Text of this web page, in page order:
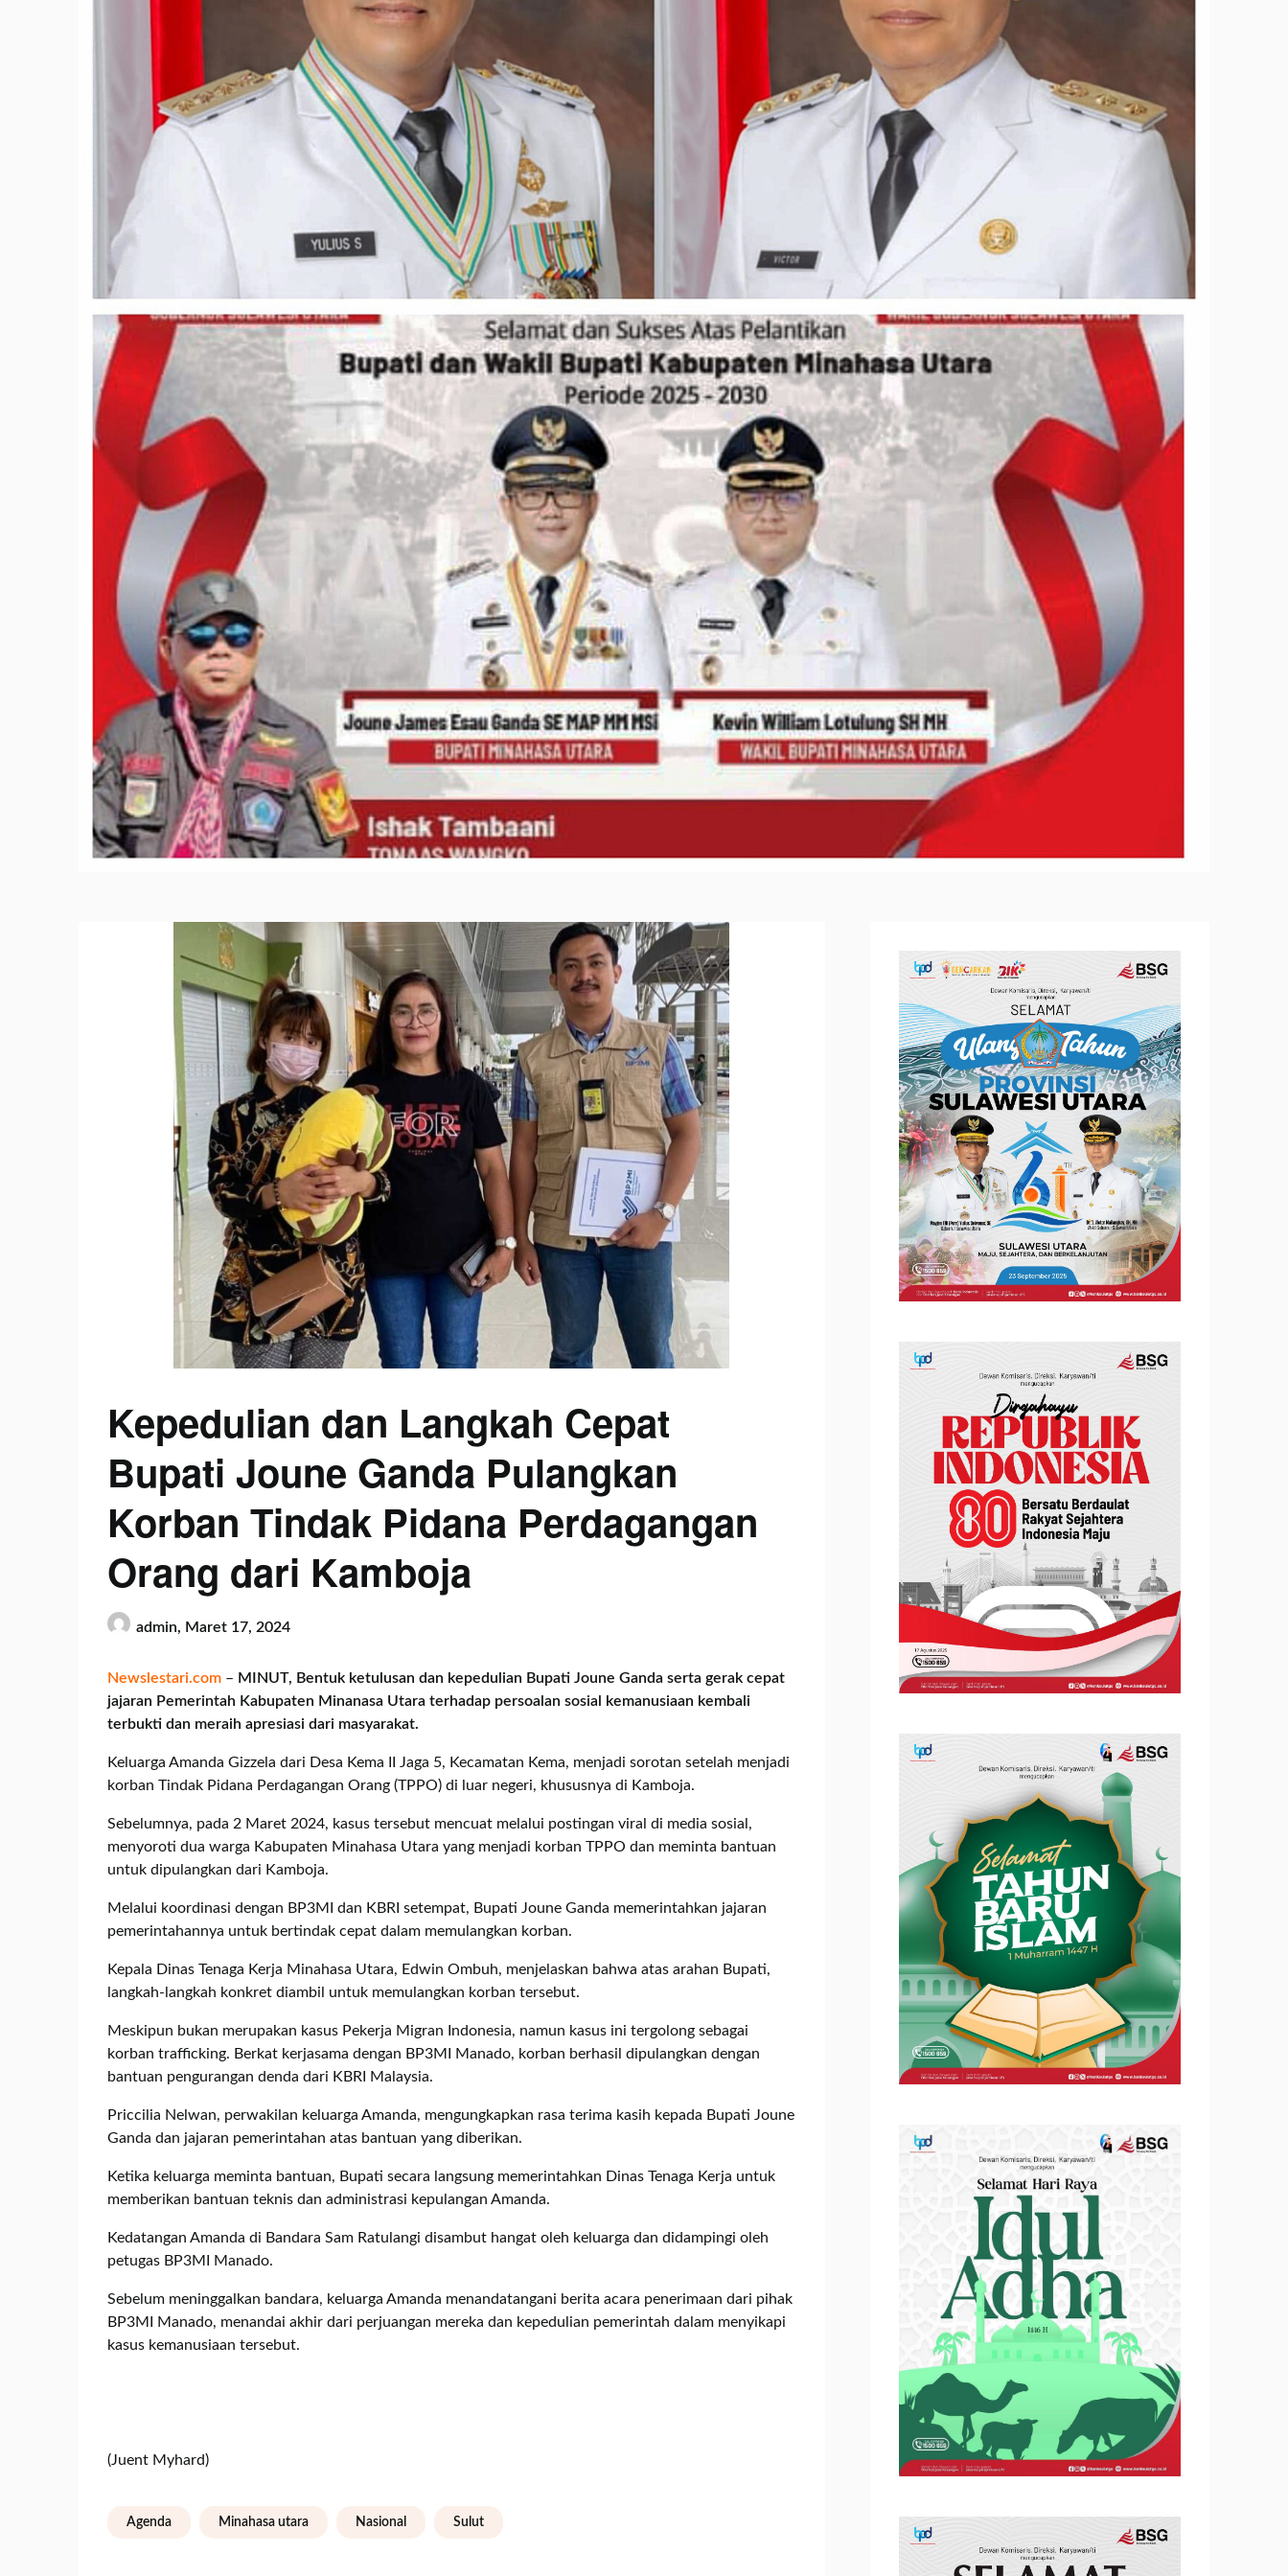
Kepedulian dan Langkah Cepat
Bupati Joune Ganda Pulangkan
Korban Tindak Pidana Perdagangan
Orang dari Kamboja
admin, Maret 17, 2024
Newslestari.com – MINUT, Bentuk ketulusan dan kepedulian Bupati Joune Ganda serta gerak cepat
jajaran Pemerintah Kabupaten Minanasa Utara terhadap persoalan sosial kemanusiaan kembali
terbukti dan meraih apresiasi dari masyarakat.
Keluarga Amanda Gizzela dari Desa Kema II Jaga 5, Kecamatan Kema, menjadi sorotan setelah menjadi
korban Tindak Pidana Perdagangan Orang (TPPO) di luar negeri, khususnya di Kamboja.
Sebelumnya, pada 2 Maret 2024, kasus tersebut mencuat melalui postingan viral di media sosial,
menyoroti dua warga Kabupaten Minahasa Utara yang menjadi korban TPPO dan meminta bantuan
untuk dipulangkan dari Kamboja.
Melalui koordinasi dengan BP3MI dan KBRI setempat, Bupati Joune Ganda memerintahkan jajaran
pemerintahannya untuk bertindak cepat dalam memulangkan korban.
Kepala Dinas Tenaga Kerja Minahasa Utara, Edwin Ombuh, menjelaskan bahwa atas arahan Bupati,
langkah-langkah konkret diambil untuk memulangkan korban tersebut.
Meskipun bukan merupakan kasus Pekerja Migran Indonesia, namun kasus ini tergolong sebagai
korban trafficking. Berkat kerjasama dengan BP3MI Manado, korban berhasil dipulangkan dengan
bantuan pengurangan denda dari KBRI Malaysia.
Priccilia Nelwan, perwakilan keluarga Amanda, mengungkapkan rasa terima kasih kepada Bupati Joune
Ganda dan jajaran pemerintahan atas bantuan yang diberikan.
Ketika keluarga meminta bantuan, Bupati secara langsung memerintahkan Dinas Tenaga Kerja untuk
memberikan bantuan teknis dan administrasi kepulangan Amanda.
Kedatangan Amanda di Bandara Sam Ratulangi disambut hangat oleh keluarga dan didampingi oleh
petugas BP3MI Manado.
Sebelum meninggalkan bandara, keluarga Amanda menandatangani berita acara penerimaan dari pihak
BP3MI Manado, menandai akhir dari perjuangan mereka dan kepedulian pemerintah dalam menyikapi
kasus kemanusiaan tersebut.
(Juent Myhard)
Agenda Minahasa utara Nasional Sulut